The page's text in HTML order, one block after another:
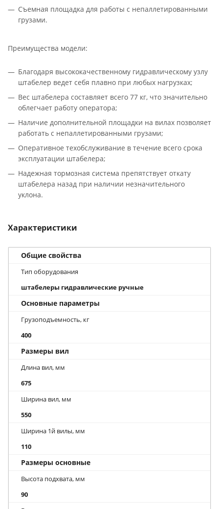
Съемная площадка для работы с непаллетированными
грузами.
Преимущества модели:
Благодаря высококачественному гидравлическому узлу
штабелер ведет себя плавно при любых нагрузках;
Вес штабелера составляет всего 77 кг, что значительно
облегчает работу оператора;
Наличие дополнительной площадки на вилах позволяет
работать с непаллетированными грузами;
Оперативное техобслуживание в течение всего срока
эксплуатации штабелера;
Надежная тормозная система препятствует откату
штабелера назад при наличии незначительного
уклона.
Характеристики
Общие свойства
Тип оборудования
штабелеры гидравлические ручные
Основные параметры
Грузоподъемность, кг
400
Размеры вил
Длина вил, мм
675
Ширина вил, мм
550
Ширина 1й вилы, мм
110
Размеры основные
Высота подхвата, мм
90